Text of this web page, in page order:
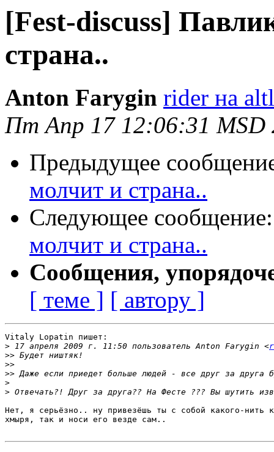
[Fest-discuss]
страна..
Anton Farygin rider на
Пт Апр 17 12:06:31 MSD
Предыдущее
молчит и страна..
Следующее
молчит и страна..
Сообщения,
[ теме ] [ автору ]
Vitaly Lopatin пишет:
> 17 апреля 2009 г. 11:50 пользователь Anton Farygin <
>>
>>
>>
>
>
Нет, я серьёзно.. ну привезёшь ты с собой какого-нить
хмыря, так и носи его везде сам..